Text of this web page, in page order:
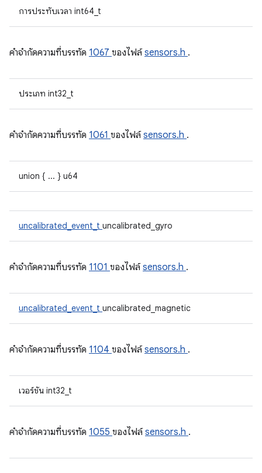
การประทับเวลา int64_t
คําจํากัดความที่บรรทัด 1067 ของไฟล์sensors.h .
ประเภท int32_t
คําจํากัดความที่บรรทัด 1061 ของไฟล์sensors.h .
union { ... } u64
uncalibrated_event_t uncalibrated_gyro
คําจํากัดความที่บรรทัด 1101 ของไฟล์sensors.h .
uncalibrated_event_t uncalibrated_magnetic
คําจํากัดความที่บรรทัด 1104 ของไฟล์sensors.h .
เวอร์ชัน int32_t
คําจํากัดความที่บรรทัด 1055 ของไฟล์sensors.h .